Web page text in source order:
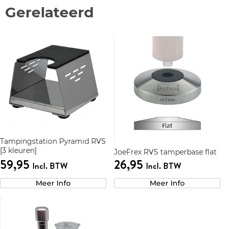
Gerelateerd
Tampingstation Pyramid RVS
[3 kleuren]
59,95 Incl. BTW
Meer Info
JoeFrex RVS tamperbase flat
26,95 Incl. BTW
Meer Info